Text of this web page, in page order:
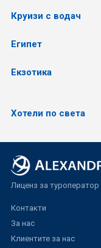
Круизи с водач
Египет
Екзотика
Хотели по света
Лиценз за туроператор
Контакти
За нас
Клиентите за нас